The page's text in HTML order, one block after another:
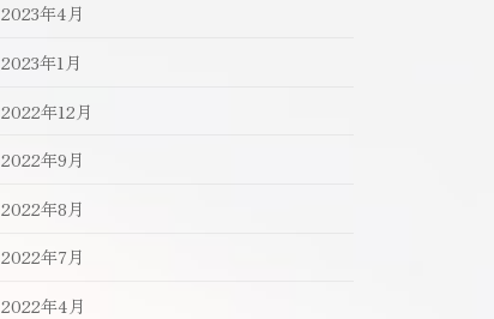
2023年4月
2023年1月
2022年12月
2022年9月
2022年8月
2022年7月
2022年4月